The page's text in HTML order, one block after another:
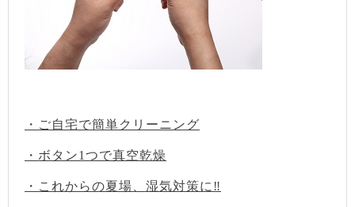
・ご自宅で簡単クリーニング
・ボタン1つで真空乾燥
・これからの夏場、湿気対策に‼